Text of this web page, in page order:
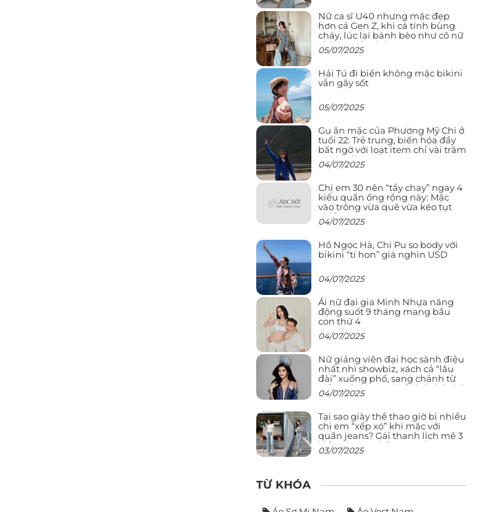
Nữ ca sĩ U40 nhưng mặc đẹp
hơn cả Gen Z, khi cá tính bùng
cháy, lúc lại bánh bèo như cô nữ
chính ngôn tình
05/07/2025
Hải Tú đi biển không mặc bikini
vẫn gây sốt
05/07/2025
Gu ăn mặc của Phương Mỹ Chi ở
tuổi 22: Trẻ trung, biến hóa đầy
bất ngờ với loạt item chỉ vài trăm
nghìn đã mua được
04/07/2025
Chị em 30 nên “tẩy chay” ngay 4
kiểu quần ống rộng này: Mặc
vào trông vừa quê vừa kéo tụt
chiều cao
04/07/2025
Hồ Ngọc Hà, Chi Pu so body với
bikini “tí hon” giá nghìn USD
04/07/2025
Ái nữ đại gia Minh Nhựa năng
động suốt 9 tháng mang bầu
con thứ 4
04/07/2025
Nữ giảng viên đại học sành điệu
nhất nhì showbiz, xách cả “lâu
đài” xuống phố, sang chảnh từ
giảng đường ra phố khó ai đọ lại
04/07/2025
Tại sao giày thể thao giờ bị nhiều
chị em “xếp xó” khi mặc với
quần jeans? Gái thanh lịch mê 3
kiểu này hơn hẳn
03/07/2025
TỪ KHÓA